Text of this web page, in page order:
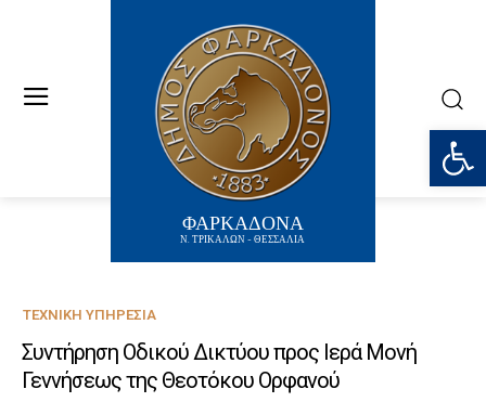
ΦΑΡΚΑΔΟΝΑ
Ν. ΤΡΙΚΑΛΩΝ - ΘΕΣΣΑΛΙΑ
ΤΕΧΝΙΚΉ ΥΠΗΡΕΣΊΑ
Συντήρηση Οδικού Δικτύου προς Ιερά Μονή
Γεννήσεως της Θεοτόκου Ορφανού